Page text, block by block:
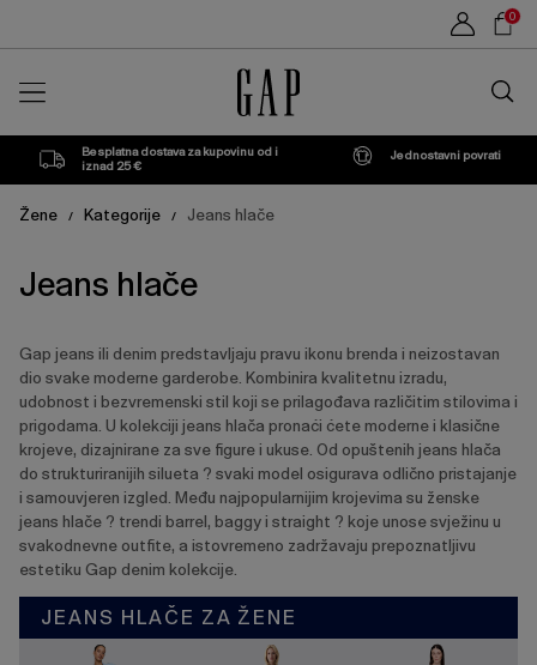
0
trgovini
Besplatna dostava za kupovinu od i
iznad 25 €
Jednostavni povrati
Žene / Kategorije / Jeans hlače
Jeans hlače
Gap jeans ili denim predstavljaju pravu ikonu brenda i neizostavan
dio svake moderne garderobe. Kombinira kvalitetnu izradu,
udobnost i bezvremenski stil koji se prilagođava različitim stilovima i
prigodama. U kolekciji jeans hlača pronaći ćete moderne i klasične
krojeve, dizajnirane za sve figure i ukuse. Od opuštenih jeans hlača
do strukturiranijih silueta ? svaki model osigurava odlično pristajanje
i samouvjeren izgled. Među najpopularnijim krojevima su ženske
jeans hlače ? trendi barrel, baggy i straight ? koje unose svježinu u
svakodnevne outfite, a istovremeno zadržavaju prepoznatljivu
estetiku Gap denim kolekcije.
JEANS HLAČE ZA ŽENE